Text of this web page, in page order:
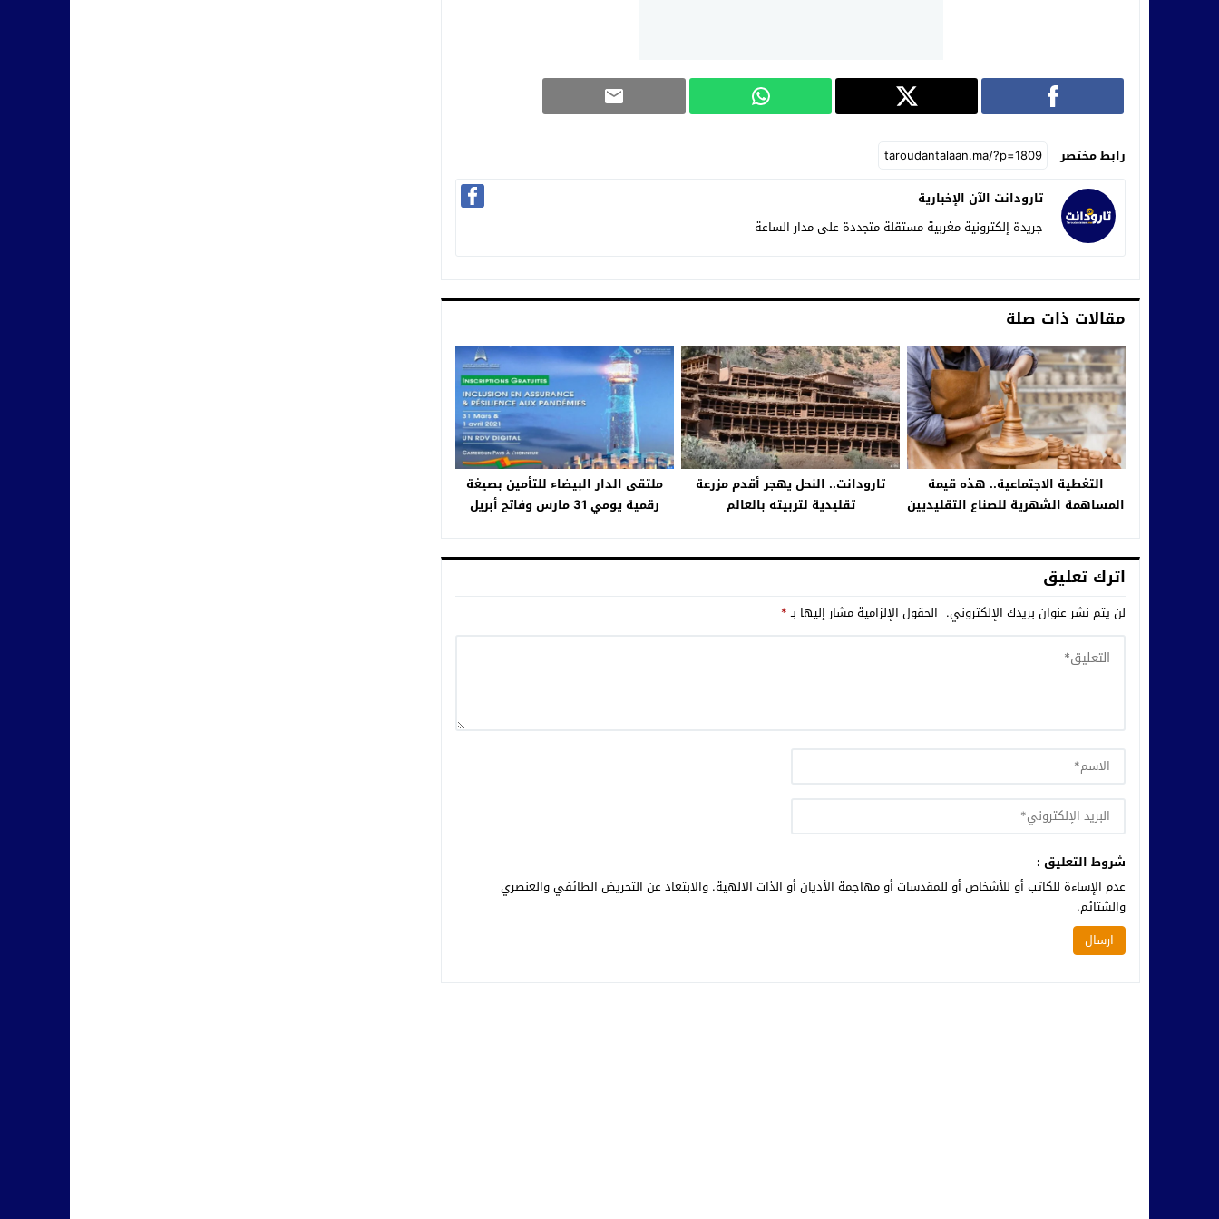
رابط مختصر
تارودانت الآن الإخبارية
جريدة إلكترونية مغربية مستقلة متجددة على مدار الساعة
مقالات ذات صلة
التغطية الاجتماعية.. هذه قيمة
المساهمة الشهرية للصناع التقليديين
تارودانت.. النحل يهجر أقدم مزرعة
تقليدية لتربيته بالعالم
ملتقى الدار البيضاء للتأمين بصيغة
رقمية يومي 31 مارس وفاتح أبريل
اترك تعليق
لن يتم نشر عنوان بريدك الإلكتروني. الحقول الإلزامية مشار إليها بـ*
شروط التعليق :
عدم الإساءة للكاتب أو للأشخاص أو للمقدسات أو مهاجمة الأديان أو الذات الالهية. والابتعاد عن التحريض الطائفي والعنصري
والشتائم.